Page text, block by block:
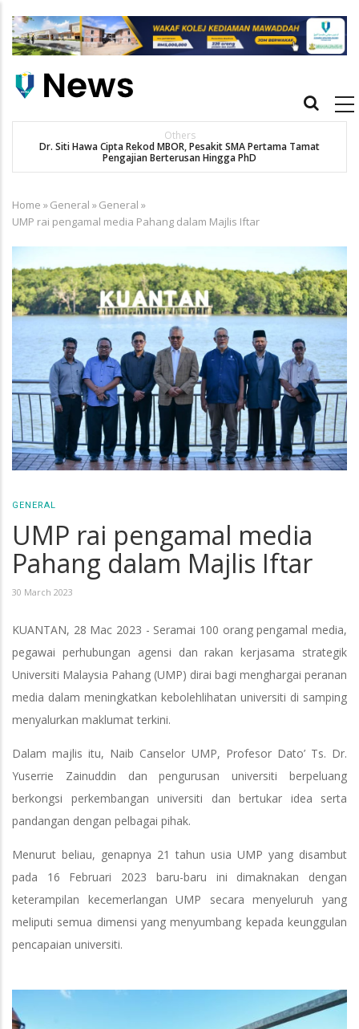
main
Main
Others
Dr. Siti Hawa Cipta Rekod MBOR, Pesakit SMA Pertama Tamat
Pengajian Berterusan Hingga PhD
Breadcrumb
Home »General »General »
UMP rai pengamal media Pahang dalam Majlis Iftar
GENERAL
UMP rai pengamal media
Pahang dalam Majlis Iftar
30 March 2023
KUANTAN, 28 Mac 2023 - Seramai 100 orang pengamal media,
pegawai perhubungan agensi dan rakan kerjasama strategik
Universiti Malaysia Pahang (UMP) dirai bagi menghargai peranan
media dalam meningkatkan kebolehlihatan universiti di samping
menyalurkan maklumat terkini.
Dalam majlis itu, Naib Canselor UMP, Profesor Dato’ Ts. Dr.
Yuserrie Zainuddin dan pengurusan universiti berpeluang
berkongsi perkembangan universiti dan bertukar idea serta
pandangan dengan pelbagai pihak.
Menurut beliau, genapnya 21 tahun usia UMP yang disambut
pada 16 Februari 2023 baru-baru ini dimaknakan dengan
keterampilan kecemerlangan UMP secara menyeluruh yang
meliputi semua dimensi yang menyumbang kepada keunggulan
pencapaian universiti.